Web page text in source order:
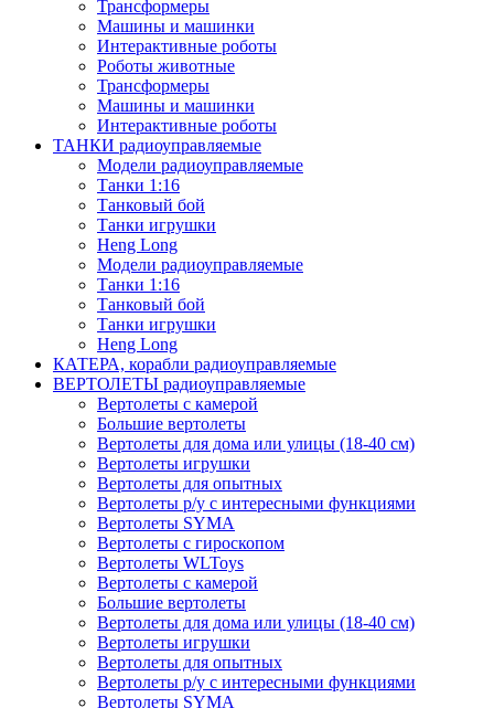
Трансформеры
Машины и машинки
Интерактивные роботы
Роботы животные
Трансформеры
Машины и машинки
Интерактивные роботы
ТАНКИ радиоуправляемые
Модели радиоуправляемые
Танки 1:16
Танковый бой
Танки игрушки
Heng Long
Модели радиоуправляемые
Танки 1:16
Танковый бой
Танки игрушки
Heng Long
КАТЕРА, корабли радиоуправляемые
ВЕРТОЛЕТЫ радиоуправляемые
Вертолеты с камерой
Большие вертолеты
Вертолеты для дома или улицы (18-40 см)
Вертолеты игрушки
Вертолеты для опытных
Вертолеты р/у с интересными функциями
Вертолеты SYMA
Вертолеты с гироскопом
Вертолеты WLToys
Вертолеты с камерой
Большие вертолеты
Вертолеты для дома или улицы (18-40 см)
Вертолеты игрушки
Вертолеты для опытных
Вертолеты р/у с интересными функциями
Вертолеты SYMA